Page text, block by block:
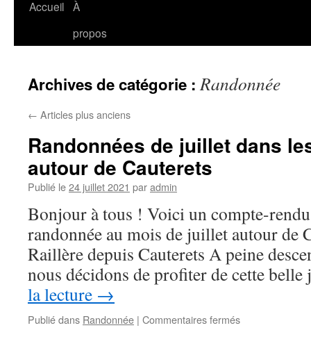
Accueil À
propos
Archives de catégorie :Randonnée
← Articles plus anciens
Randonnées de juillet dans
autour de Cauterets
Publié le24 juillet 2021 paradmin
Bonjour à tous ! Voici un compte-
randonnée au mois de juillet autour de
Raillère depuis Cauterets A peine
nous décidons de profiter de cette
la lecture →
Publié dans Randonnée | Commentaires ferméssur